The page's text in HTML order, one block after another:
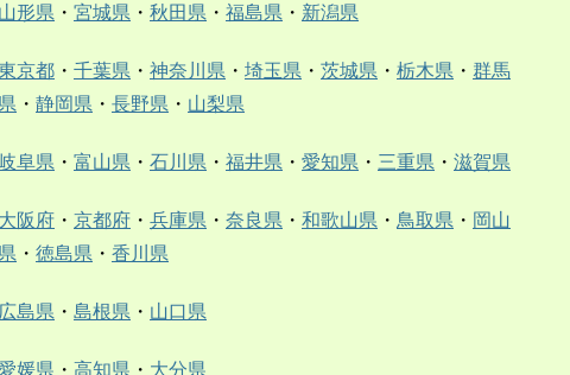
山形県 ・ 宮城県 ・ 秋田県 ・ 福島県 ・ 新潟県
京都 ・ 千葉県 ・ 神奈川県 ・ 埼玉県 ・ 茨城県 ・ 栃木県 ・ 群馬
県 ・ 静岡県 ・ 長野県 ・ 山梨県
阜県 ・ 富山県 ・ 石川県 ・ 福井県 ・ 愛知県 ・ 三重県 ・ 滋賀県
大阪府 ・ 京都府 ・ 兵庫県 ・ 奈良県 ・ 和歌山県 ・ 鳥取県 ・ 岡山
県 ・ 徳島県 ・ 香川県
広島県 ・ 島根県 ・ 山口県
媛県 ・ 高知県 ・ 大分県